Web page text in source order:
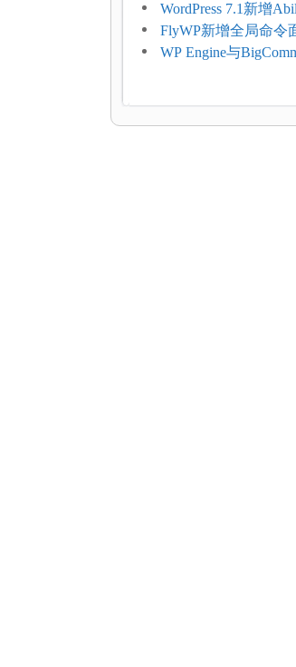
压和订单延迟
WordPress 7.1新增
持REST API、MCP
FlyWP新增全局命令
方便
WP Engine与